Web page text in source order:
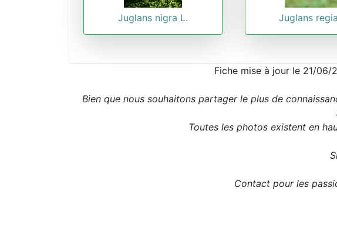
Juglans nigra L. Juglans
Fiche mise à jour le 21/
Bien que nous souhaitons partager le plus de
Toutes les photos existent en
Contact pour les